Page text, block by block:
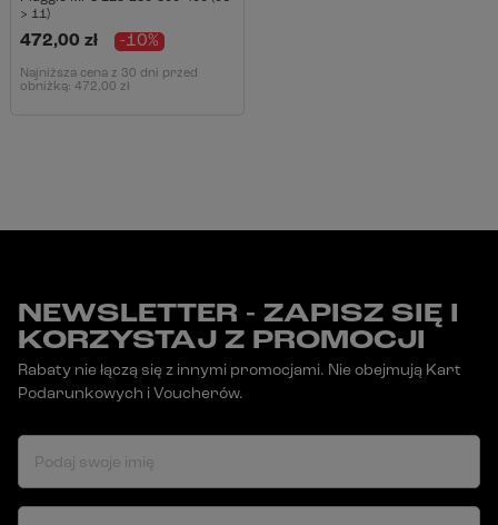
> 11)
472,00 zł -10%
Najniższa cena z 30 dni przed
obniżką: 472,00 zł
NEWSLETTER - ZAPISZ SIĘ I
KORZYSTAJ Z PROMOCJI
Rabaty nie łączą się z innymi promocjami. Nie obejmują Kart
Podarunkowych i Voucherów.
Podaj swoje imię